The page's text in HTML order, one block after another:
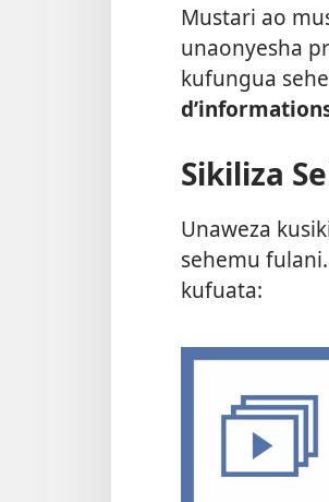
Mustari ao
unaonyesha
kufungua
Sikiliza
Unaweza
sehemu
kufuata: